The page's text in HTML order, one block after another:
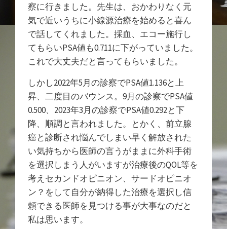
察に行きました。先生は、おかわりなく元
気で近いうちに小線源治療を始めると喜ん
で話してくれました。採血、エコー施行し
てもらいPSA値も0.711に下がっていました。
これで大丈夫だと言ってもらいました。
しかし2022年5月の診察でPSA値1.136と上
昇、二度目のバウンス。9月の診察でPSA値
0.500、2023年3月の診察でPSA値0.292と下
降、順調と言われました。とかく、前立腺
癌と診断され悩んでしまい早く解放された
い気持ちから医師の言うがままに外科手術
を選択しまう人がいますが治療後のQOL等を
考えセカンドオピニオン、サードオピニオ
ン？をして自分が納得した治療を選択し信
頼できる医師を見つける事が大事なのだと
私は思います。